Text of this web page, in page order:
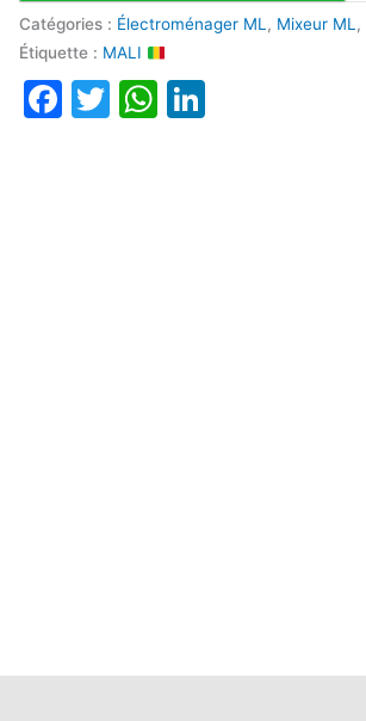
Catégories : Électroménager ML, Mixeur ML,
Étiquette : MALI
Facebook
TwitterWhatsApp